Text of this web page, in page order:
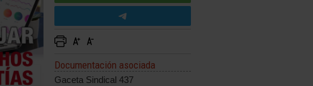
Documentación asociada
Gaceta Sindical 437